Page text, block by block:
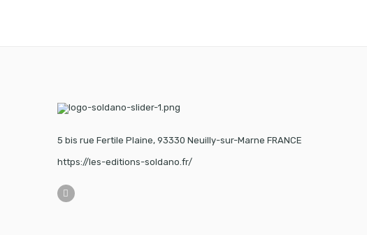
5 bis rue Fertile Plaine, 93330 Neuilly-sur-Marne FRANCE
https://les-editions-soldano.fr/